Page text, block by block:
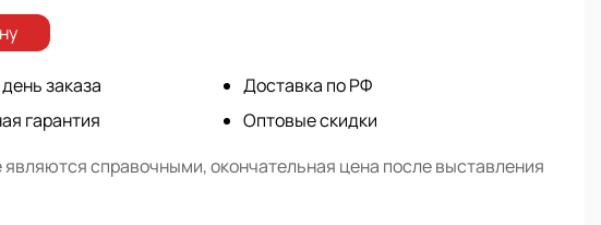
заказа
гарантия
Доставка по РФ
Оптовые скидки
являются справочными, окончательная цена после выставления